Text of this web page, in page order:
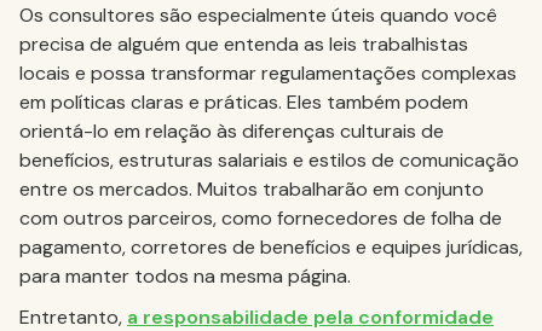
Os consultores são especialmente úteis quando você
precisa de alguém que entenda as leis trabalhistas
locais e possa transformar regulamentações complexas
em políticas claras e práticas. Eles também podem
orientá-lo em relação às diferenças culturais de
benefícios, estruturas salariais e estilos de comunicação
entre os mercados. Muitos trabalharão em conjunto
com outros parceiros, como fornecedores de folha de
pagamento, corretores de benefícios e equipes jurídicas,
para manter todos na mesma página.
Entretanto, a responsabilidade pela conformidade